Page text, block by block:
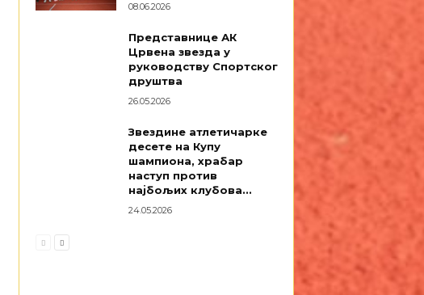
08.06.2026
Представнице АК
Црвена звезда у
руководству Спортског
друштва
26.05.2026
Звездине атлетичарке
десете на Купу
шампиона, храбар
наступ против
најбољих клубова...
24.05.2026